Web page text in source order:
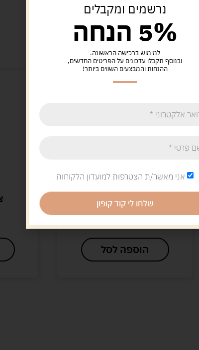
מוצרים קשורים
9 קוביות משחק
8.00ש"ח
הוספה לסל
נרשמים ומקבלים
5% הנחה
למימוש ברכישה הראשונה.
ובנוסף תקבלו עדכונים על הפריטים החדשים,
ההנחות והמבצעים השווים ביותר!
אני מאשר/ת הצטרפות למועדון הלקוחות
שלחו לי קוד קופון